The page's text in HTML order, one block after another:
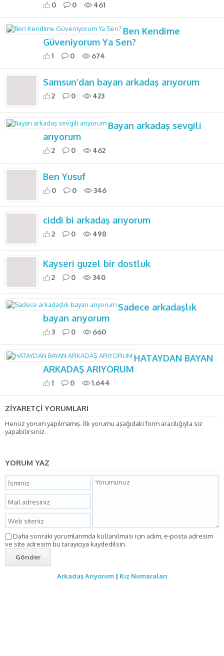
0 0 461
Ben Kendime
Güveniyorum Ya Sen?
1 0 674
Samsun’dan bayan arkadaş arıyorum
2 0 423
Bayan arkadaş sevgili
arıyorum
2 0 462
Ben Yusuf
0 0 346
ciddi bi arkadaş arıyorum
2 0 498
Kayseri guzel bir dostluk
2 0 340
Sadece arkadaşlık
bayan arıyorum
3 0 660
HATAYDAN BAYAN
ARKADAŞ ARIYORUM
1 0 1.644
ZİYARETÇİ YORUMLARI
Henüz yorum yapılmamış. İlk yorumu aşağıdaki form aracılığıyla siz
yapabilirsiniz.
YORUM YAZ
Daha sonraki yorumlarımda kullanılması için adım, e-posta adresim
ve site adresim bu tarayıcıya kaydedilsin.
Arkadaş Arıyorum| Kız Numaraları